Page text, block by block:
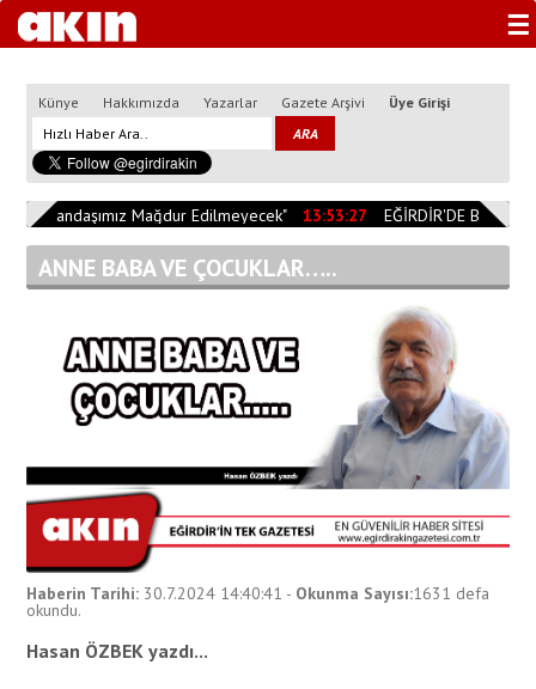
☰
Künye Hakkımızda Yazarlar Gazete Arşivi Üye Girişi
"Vatandaşımız Mağdur Edilmeyecek" 13:53:27 EĞİRDİR'DE
ANNE BABA VE ÇOCUKLAR…..
Haberin Tarihi: 30.7.2024 14:40:41 - Okunma Sayısı:1631 defa
okundu.
Hasan ÖZBEK yazdı...